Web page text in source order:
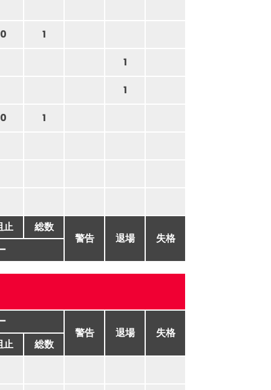
0
1
1
1
0
1
止
総数
警告
退場
失格
警告
退場
失格
止
総数